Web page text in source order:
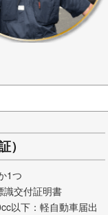
）
1つ
識交付証明書
以下：軽自動車届出